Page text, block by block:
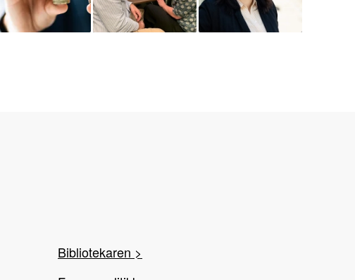
Bibliotekaren >